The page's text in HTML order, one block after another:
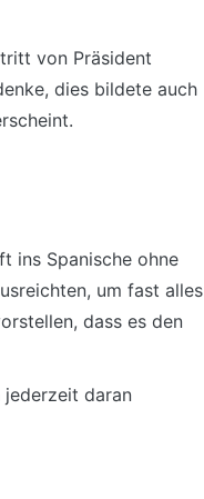
von Präsident
dies bildete auch
ins Spanische ohne
um fast alles
dass es den
jederzeit daran